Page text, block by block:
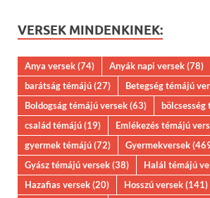
VERSEK MINDENKINEK:
Anya versek(74) Anyák napi versek(78)
barátság témájú(27) Betegség témájú
Boldogság témájú versek(63) bölcsesség
család témájú(19) Emlékezés témájú
gyermek témájú(72) Gyermekversek
Gyász témájú versek(38) Halál témájú
Hazafias versek(20) Hosszú versek(141)